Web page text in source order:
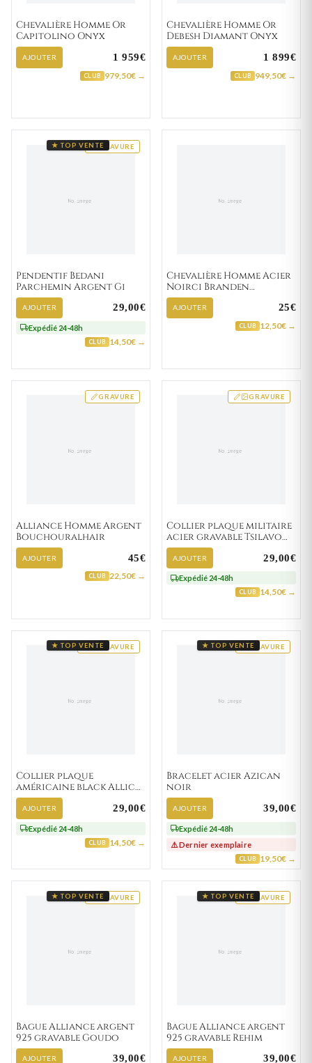
Chevalière Homme Or
Capitolino Onyx
AJOUTER 1 959€
CLUB 979,50€ →
Chevalière Homme Or
Debesh Diamant Onyx
AJOUTER 1 899€
CLUB 949,50€ →
GRAVURE
★ TOP VENTE
Pendentif Bedani
Parchemin Argent Gi
AJOUTER 29,00€
Expédié 24-48h
CLUB 14,50€ →
Chevalière Homme Acier
Noirci Branden
Turquoise
AJOUTER 25€
CLUB 12,50€ →
GRAVURE
Alliance Homme Argent
Bouchouralhair
AJOUTER 45€
CLUB 22,50€ →
GRAVURE
Collier plaque militaire
acier gravable Tsilavo
Strass
AJOUTER 29,00€
Expédié 24-48h
CLUB 14,50€ →
GRAVURE
★ TOP VENTE
Collier plaque
américaine black Allick
vierge
AJOUTER 29,00€
Expédié 24-48h
CLUB 14,50€ →
GRAVURE
★ TOP VENTE
Bracelet acier Azican
noir
AJOUTER 39,00€
Expédié 24-48h
⚠️ Dernier exemplaire
CLUB 19,50€ →
GRAVURE
★ TOP VENTE
Bague Alliance argent
925 gravable Goudo
AJOUTER 39,00€
GRAVURE
★ TOP VENTE
Bague Alliance argent
925 gravable Rehim
AJOUTER 39,00€